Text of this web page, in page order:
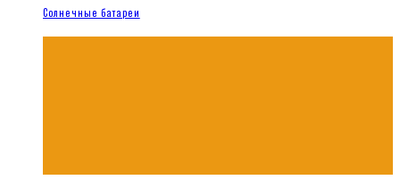
Солнечные батареи